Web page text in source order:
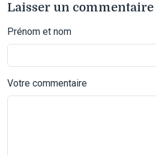
Laisser un commentaire
Prénom et nom
Votre commentaire